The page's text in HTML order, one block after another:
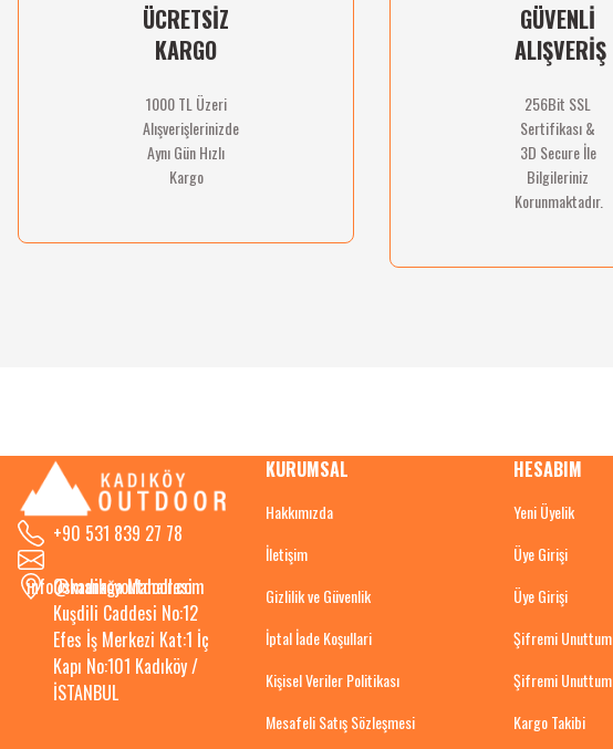
ÜCRETSİZ
KARGO
1000 TL Üzeri
Alışverişlerinizde
Aynı Gün Hızlı
Kargo
GÜVENLİ
ALIŞVERİŞ
256Bit SSL
Sertifikası &
3D Secure İle
Bilgileriniz
Korunmaktadır.
+90 531 839 27 78
info@kadikoyoutdoor.com
Osmanağa Mahallesi
Kuşdili Caddesi No:12
Efes İş Merkezi Kat:1 İç
Kapı No:101 Kadıköy /
İSTANBUL
KURUMSAL
Hakkımızda
İletişim
Gizlilik ve Güvenlik
İptal İade Koşullari
Kişisel Veriler Politikası
Mesafeli Satış Sözleşmesi
HESABIM
Yeni Üyelik
Üye Girişi
Üye Girişi
Şifremi Unuttum
Şifremi Unuttum
Kargo Takibi